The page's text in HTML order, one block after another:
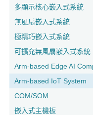
多顯示核心嵌入式系統
無風扇嵌入式系統
極精巧嵌入式系統
可擴充無風扇嵌入式系統
Arm-based Edge AI
Arm-based IoT System
COM/SOM
嵌入式主機板